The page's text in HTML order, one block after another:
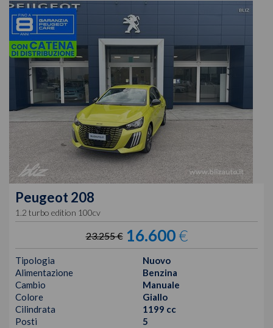
Peugeot 208
1.2 turbo edition 100cv
23.255 € 16.600€
Tipologia
Nuovo
Alimentazione
Benzina
Cambio
Manuale
Colore
Giallo
Cilindrata
1199 cc
Posti
5